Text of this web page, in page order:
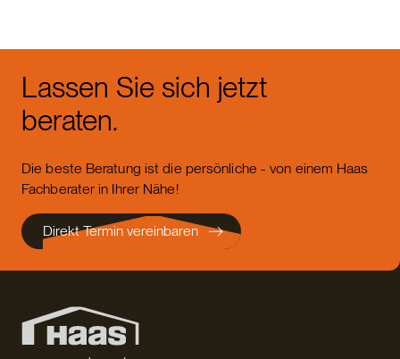
Lassen Sie sich jetzt
beraten.
Die beste Beratung ist die persönliche - von einem Haas
Fachberater in Ihrer Nähe!
Direkt Termin vereinbaren